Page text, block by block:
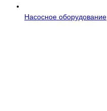
Насосное оборудование